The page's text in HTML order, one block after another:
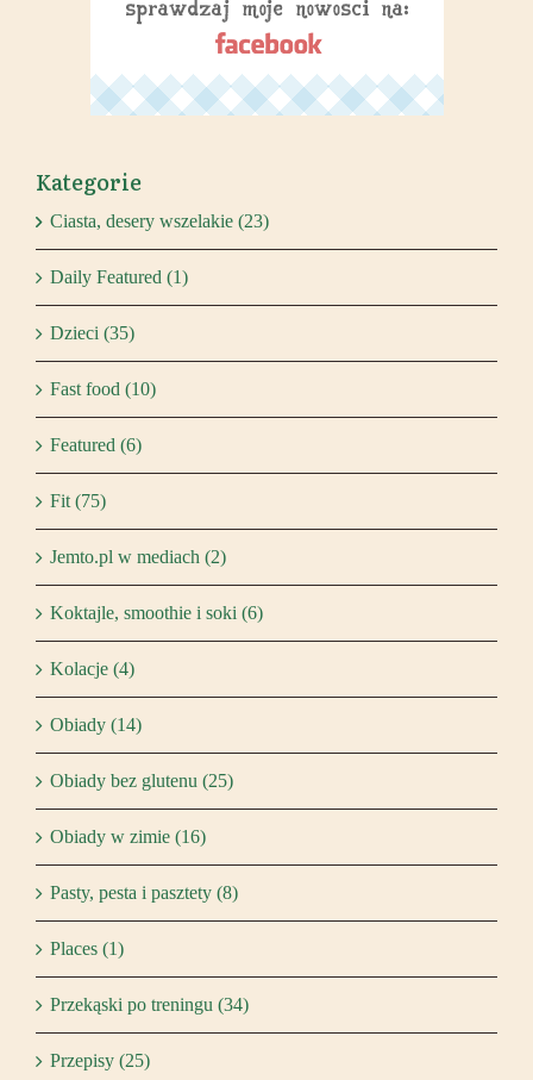
Kategorie
Ciasta, desery wszelakie (23)
Daily Featured (1)
Dzieci (35)
Fast food (10)
Featured (6)
Fit (75)
Jemto.pl w mediach (2)
Koktajle, smoothie i soki (6)
Kolacje (4)
Obiady (14)
Obiady bez glutenu (25)
Obiady w zimie (16)
Pasty, pesta i pasztety (8)
Places (1)
Przekąski po treningu (34)
Przepisy (25)